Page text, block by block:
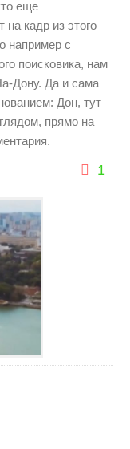
еще
на кадр из этого
например с
поисковика, нам
Дону. Да и сама
Дон, тут
прямо на
1